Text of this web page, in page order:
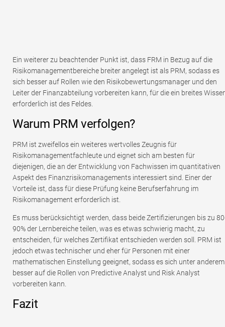
Ein weiterer zu beachtender Punkt ist, dass FRM in Bezug auf die
Risikomanagementbereiche breiter angelegt ist als PRM, sodass es
sich besser auf Rollen wie den Risikobewertungsmanager und den
Leiter der Finanzabteilung vorbereiten kann, für die ein breites
erforderlich ist des Feldes.
Warum PRM verfolgen?
PRM ist zweifellos ein weiteres wertvolles Zeugnis für
Risikomanagementfachleute und eignet sich am besten für
diejenigen, die an der Entwicklung von Fachwissen im quantitativen
Aspekt des Finanzrisikomanagements interessiert sind. Einer der
Vorteile ist, dass für diese Prüfung keine Berufserfahrung im
Risikomanagement erforderlich ist.
Es muss berücksichtigt werden, dass beide Zertifizierungen bis zu
90% der Lernbereiche teilen, was es etwas schwierig macht, zu
entscheiden, für welches Zertifikat entschieden werden soll. PRM ist
jedoch etwas technischer und eher für Personen mit einer
mathematischen Einstellung geeignet, sodass es sich unter anderem
besser auf die Rollen von Predictive Analyst und Risk Analyst
vorbereiten kann.
Fazit